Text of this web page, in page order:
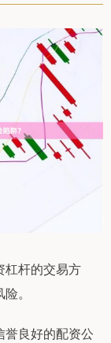
杠杆的交易方
。
良好的配资公